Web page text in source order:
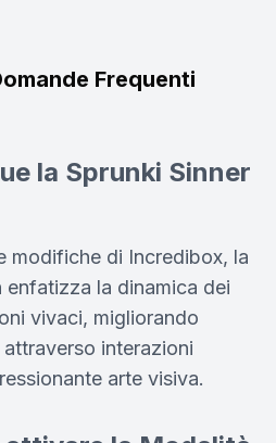
Frequenti
la Sprunki Sinner
modifiche di Incredibox, la
enfatizza la dinamica dei
vivaci, migliorando
interazioni
arte visiva.